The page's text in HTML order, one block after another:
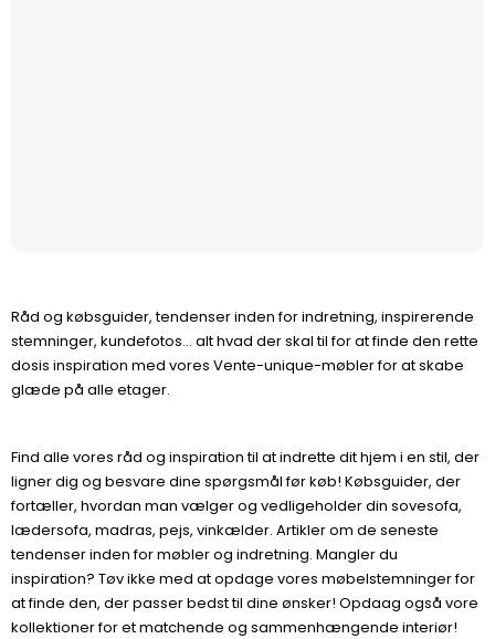
Råd og købsguider, tendenser inden for indretning, inspirerende
stemninger, kundefotos... alt hvad der skal til for at finde den rette
dosis inspiration med vores Vente-unique-møbler for at skabe
glæde på alle etager.
Find alle vores råd og inspiration til at indrette dit hjem i en stil, der
ligner dig og besvare dine spørgsmål før køb! Købsguider, der
fortæller, hvordan man vælger og vedligeholder din sovesofa,
lædersofa, madras, pejs, vinkælder. Artikler om de seneste
tendenser inden for møbler og indretning. Mangler du
inspiration? Tøv ikke med at opdage vores møbelstemninger for
at finde den, der passer bedst til dine ønsker! Opdaag også vore
kollektioner for et matchende og sammenhængende interiør!